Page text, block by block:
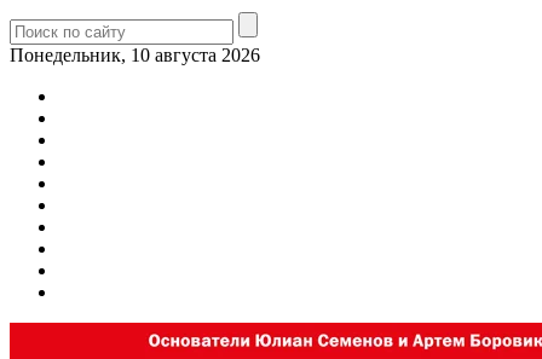
Понедельник, 10 августа 2026